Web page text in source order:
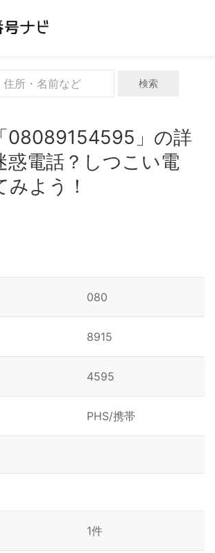
検索
08089154595」の詳
惑電話？しつこい電
よう！
080
8915
4595
PHS/携帯
1件